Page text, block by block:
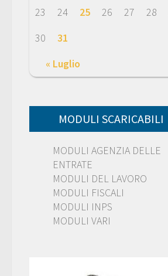
« Luglio
23
24 25 26 27 28
30
31
MODULI SCARICABILI
MODULI AGENZIA DELLE
ENTRATE
MODULI DEL LAVORO
MODULI FISCALI
MODULI INPS
MODULI VARI